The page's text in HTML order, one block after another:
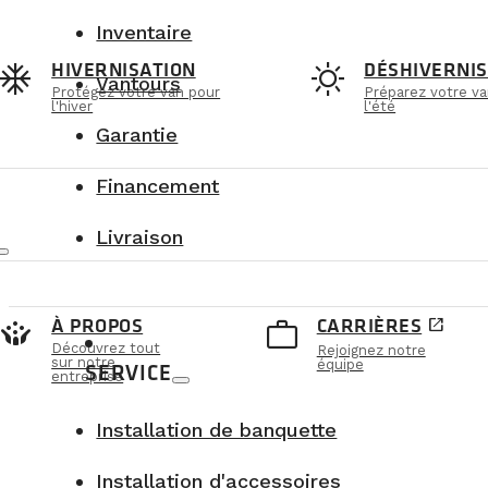
HIVERNISATION
Protégez votre van pour
l'hiver
sunny
Préparez votre
l'été
À PROPOS
Découvrez tout
sur notre
entreprise
work_outline CARRIÈRES open_in_new
Rejoignez notre
équipe
Inventaire
Vantours
Garantie
Financement
Livraison
SERVICE
Installation de banquette
Installation d'accessoires
la vidange prend seulement quelques
l'entretien est beaucoup plus simple.